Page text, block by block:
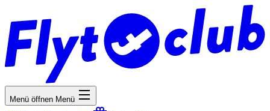
Menü öffnen Menü